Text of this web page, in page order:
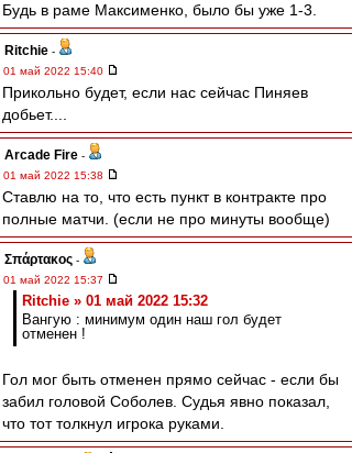
Будь в раме Максименко, было бы уже 1-3.
Ritchie -
01 май 2022 15:40
Прикольно будет, если нас сейчас Пиняев
добьет....
Arcade Fire -
01 май 2022 15:38
Ставлю на то, что есть пункт в контракте про
полные матчи. (если не про минуты вообще)
Σπάρτακος -
01 май 2022 15:37
Ritchie » 01 май 2022 15:32
Вангую : минимум один наш гол будет
отменен !
Гол мог быть отменен прямо сейчас - если бы
забил головой Соболев. Судья явно показал,
что тот толкнул игрока руками.